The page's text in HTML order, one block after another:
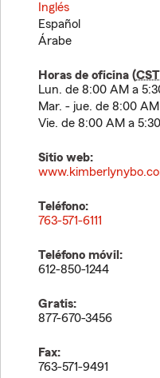
Inglés
Español
Árabe
Horas de oficina (CST
Lun. de 8:00 AM a
Mar. - jue. de 8:00
Vie. de 8:00 AM a
Sitio web:
Teléfono:
763-571-6111
Teléfono móvil:
612-850-1244
Gratis:
877-670-3456
Fax:
763-571-9491